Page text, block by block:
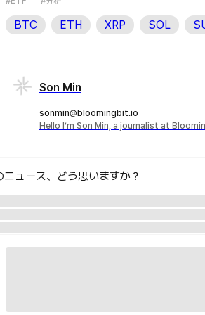
BTC ETH XRP SOL
Son Min
sonmin@bloomingbit.io
Hello I’m Son Min, a journalist at
ニュース、どう思いますか？